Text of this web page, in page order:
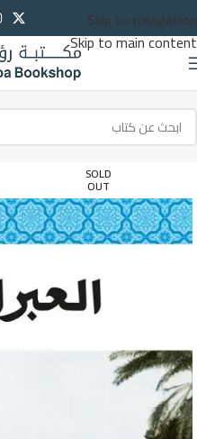
Skip to navigation
Skip to main content
SOLD
OUT